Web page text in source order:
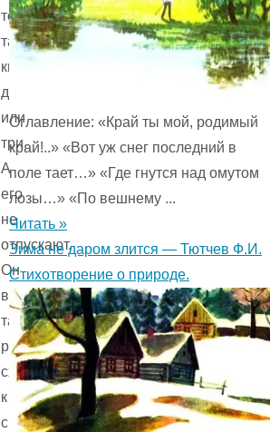
то
там
километра
два
или
три.
А
его
не
отпускают.
Он
все-
таки
решил
сходить
к
своим
Оглавление: «Край ты мой, родимый
край!..» «Вот уж снег последний в
поле тает…» «Где гнутся над омутом
лозы…» «По вешнему ...
Читать »
Зима не даром злится — Тютчев Ф.И.
Стихотворение о природе.